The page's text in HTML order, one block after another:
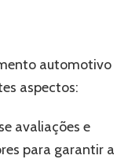
automotivo
aspectos:
avaliações e
para garantir a